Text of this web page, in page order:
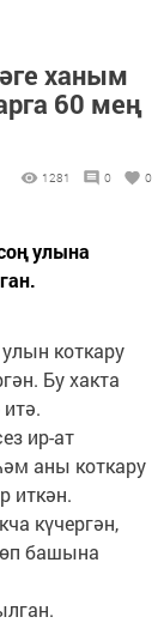
ханым
60 мең
1281 0 0
улына
коткару
Бу хакта
ир-ат
аны коткару
иткән.
күчергән,
башына